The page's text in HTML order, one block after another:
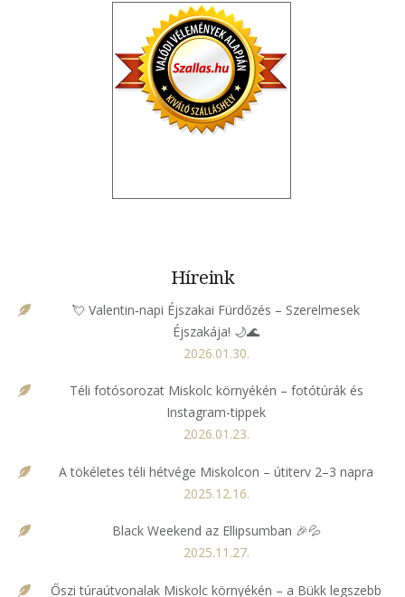
Híreink
💘 Valentin‑napi Éjszakai Fürdőzés – Szerelmesek
Éjszakája! 🌙🌊
2026.01.30.
Téli fotósorozat Miskolc környékén – fotótúrák és
Instagram-tippek
2026.01.23.
A tökéletes téli hétvége Miskolcon – útiterv 2–3 napra
2025.12.16.
Black Weekend az Ellipsumban 🎉💦
2025.11.27.
Őszi túraútvonalak Miskolc környékén – a Bükk legszebb